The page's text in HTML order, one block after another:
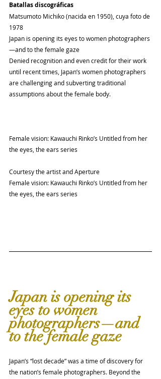
Batallas discográficas
Matsumoto Michiko (nacida en 1950), cuya foto de
1978
Japan is opening its eyes to women photographers
—and to the female gaze
Denied recognition and even credit for their work
until recent times, Japan’s women photographers
are challenging and subverting traditional
assumptions about the female body.
Female vision: Kawauchi Rinko’s Untitled from her
the eyes, the ears series
Courtesy the artist and Aperture
Female vision: Kawauchi Rinko’s Untitled from her
the eyes, the ears series
Japan is opening its
eyes to women
photographers—and
to the female gaze
Japan’s “lost decade” was a time of discovery for
the nation’s female photo­graphers. Beyond the